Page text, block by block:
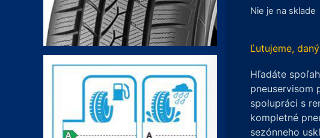
Nie je na sklade
Ľutujeme,
Hľadáte
pneuservisom
spolupráci s
kompletné
sezónneho